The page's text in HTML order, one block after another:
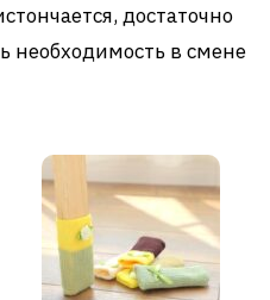
достаточно
необходимость в смене